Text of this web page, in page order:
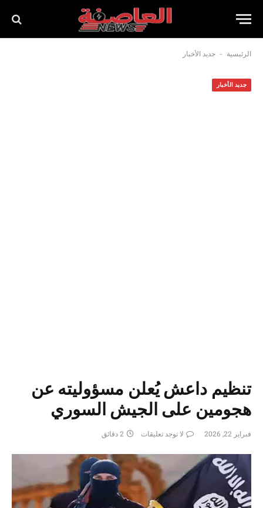
الرئيسية - جديد الأخبار
جديد الأخبار
تنظيم داعش يُعلن مسؤوليته عن
هجومين على الجيش السوري
فبراير 22, 2026 لا توجد تعليقات 2 دقائق